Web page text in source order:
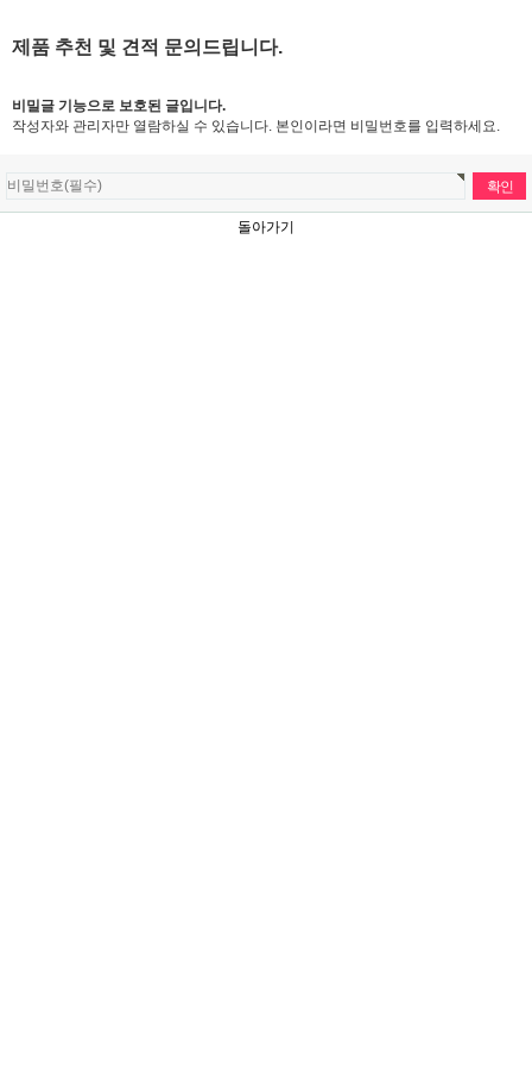
제품 추천 및 견적 문의드립니다.
비밀글 기능으로 보호된 글입니다.
작성자와 관리자만 열람하실 수 있습니다. 본인이라면 비밀번호를 입력하세요.
돌아가기